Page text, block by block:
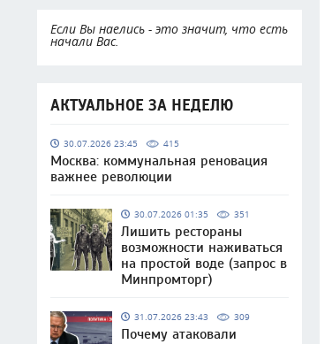
Если Вы наелись - это значит, что есть
начали Вас.
АКТУАЛЬНОЕ ЗА НЕДЕЛЮ
30.07.2026 23:45 415
Москва: коммунальная реновация
важнее революции
30.07.2026 01:35 351
Лишить рестораны
возможности наживаться
на простой воде (запрос в
Минпромторг)
31.07.2026 23:43 309
Почему атаковали